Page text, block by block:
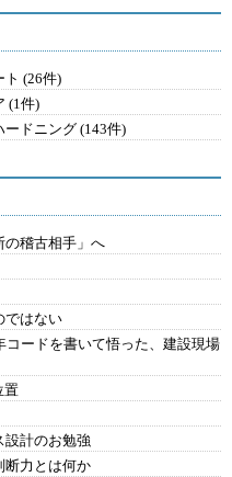
ト (26件)
(1件)
ドニング (143件)
の稽古相手」へ
ではない
コードを書いて悟った、建設現場
置
設計のお勉強
断力とは何か